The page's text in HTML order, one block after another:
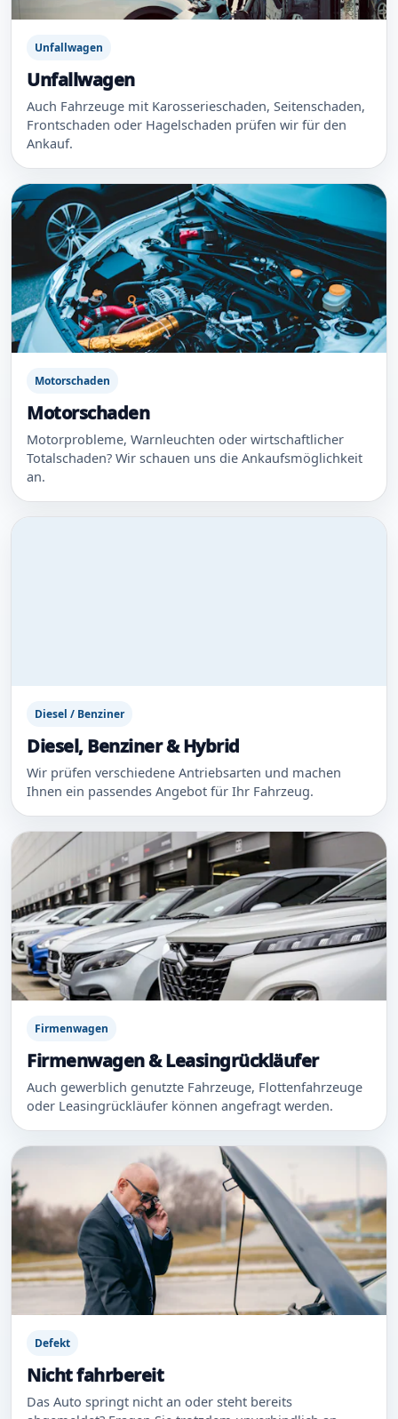
Unfallwagen
Unfallwagen
Auch Fahrzeuge mit Karosserieschaden, Seitenschaden,
Frontschaden oder Hagelschaden prüfen wir für den
Ankauf.
Motorschaden
Motorschaden
Motorprobleme, Warnleuchten oder wirtschaftlicher
Totalschaden? Wir schauen uns die Ankaufsmöglichkeit
an.
Diesel / Benziner
Diesel, Benziner & Hybrid
Wir prüfen verschiedene Antriebsarten und machen
Ihnen ein passendes Angebot für Ihr Fahrzeug.
Firmenwagen
Firmenwagen & Leasingrückläufer
Auch gewerblich genutzte Fahrzeuge, Flottenfahrzeuge
oder Leasingrückläufer können angefragt werden.
Defekt
Nicht fahrbereit
Das Auto springt nicht an oder steht bereits